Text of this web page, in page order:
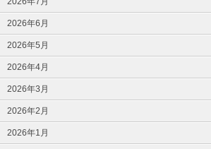
2026年6月
2026年5月
2026年4月
2026年3月
2026年2月
2026年1月